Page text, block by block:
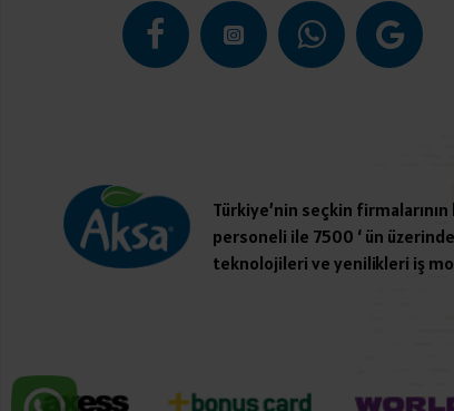
Türkiye’nin seçkin
personeli ile 7500 ‘ ün
teknolojileri ve yenilikleri iş